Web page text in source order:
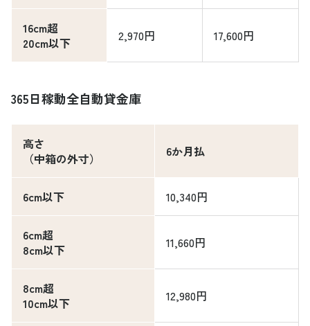
16cm超
20cm以下
2,970円 17,600円
365日稼動全自動貸金庫
高さ
（中箱の外寸）
6か月払
6cm以下 10,340円
6cm超
8cm以下
11,660円
8cm超
10cm以下
12,980円